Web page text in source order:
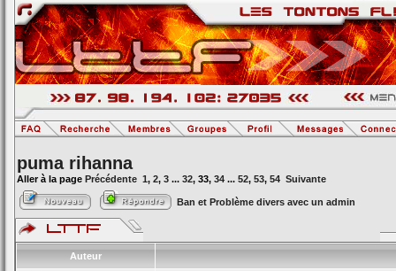
puma rihanna
Aller à la page Précédente 1, 2, 3 ... 32, 33, 34 ... 52, 53, 54 Suivante
Ban et Problème divers avec un admin
Auteur